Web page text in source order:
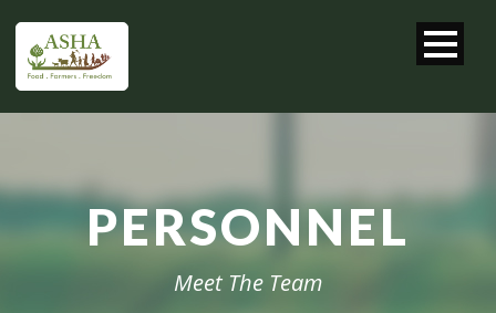
PERSONNEL
Meet The Team